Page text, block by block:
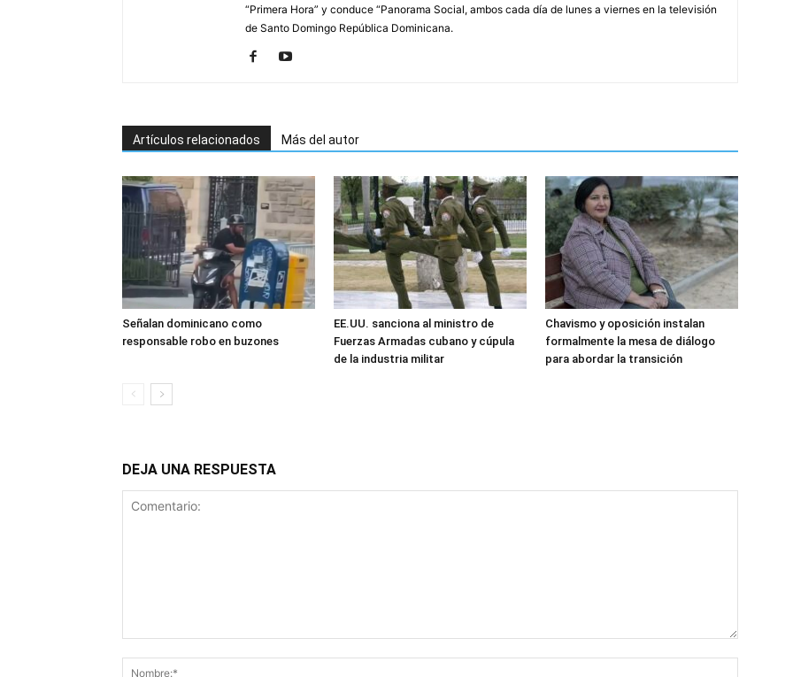
“Primera Hora” y conduce “Panorama Social, ambos cada día de lunes a viernes en la televisión
de Santo Domingo República Dominicana.
Artículos relacionados Más del autor
Señalan dominicano como
responsable robo en buzones
EE.UU. sanciona al ministro de
Fuerzas Armadas cubano y cúpula
de la industria militar
Chavismo y oposición instalan
formalmente la mesa de diálogo
para abordar la transición
DEJA UNA RESPUESTA